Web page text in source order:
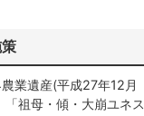
業遺産(平成27年12月
祖母・傾・大崩ユネス